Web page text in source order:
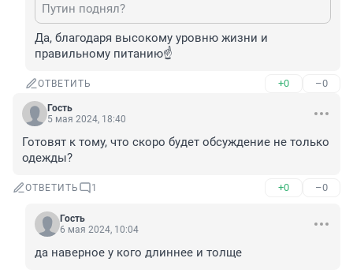
Путин поднял?
Да, благодаря высокому уровню жизни и
правильному питанию☝️
ОТВЕТИТЬ +0 –0
Гость
5 мая 2024, 18:40
Готовят к тому, что скоро будет обсуждение не только
одежды?
ОТВЕТИТЬ 1 +0 –0
Гость
6 мая 2024, 10:04
да наверное у кого длиннее и толще